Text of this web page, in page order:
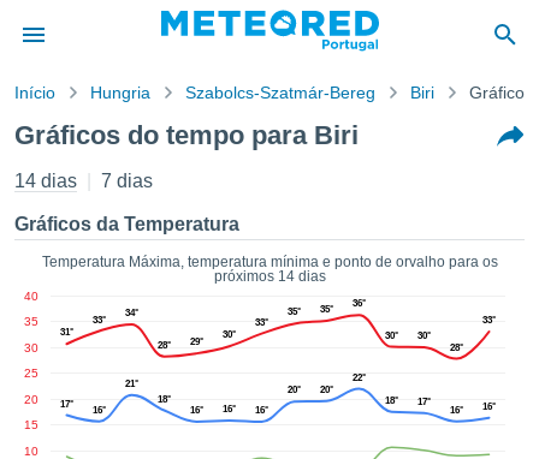
da
foi
por
para
que as
a este
das
e
forma
Início Hungria Szabolcs-Szatmár-Bereg Biri Gráficos
Gráficos do tempo para Biri
14 dias 7 dias
Gráficos da Temperatura
Temperatura Máxima, temperatura mínima e ponto de orvalho para os
próximos 14 dias
10
15
20
25
30
35
40
31°
33°
34°
28° 29°
30°
33°
35° 35°
36°
30°
30°
28°
33°
17°
16°
21°
18°
16°
16° 16°
20° 20°
22°
18° 17°
16° 16°